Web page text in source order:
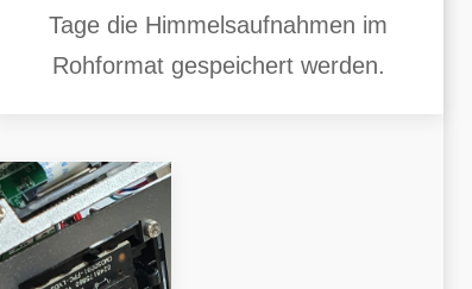
Tage die Himmelsaufnahmen im
Rohformat gespeichert werden.